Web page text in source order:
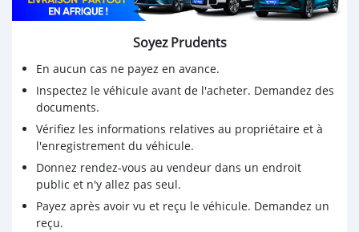
Soyez Prudents
En aucun cas ne payez en avance.
Inspectez le véhicule avant de l'acheter. Demandez des
documents.
Vérifiez les informations relatives au propriétaire et à
l'enregistrement du véhicule.
Donnez rendez-vous au vendeur dans un endroit
public et n'y allez pas seul.
Payez après avoir vu et reçu le véhicule. Demandez un
reçu.